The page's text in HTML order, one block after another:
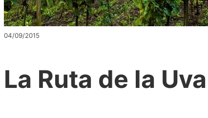
04/09/2015
La Ruta de la